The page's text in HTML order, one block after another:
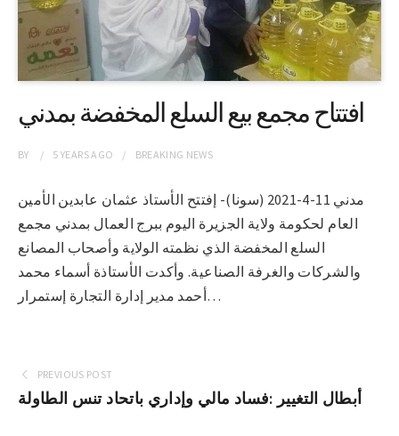
افتتاح مجمع بيع السلع المخفضة بمدني
BY 5 YEARSAGO BREAKING NEWS
مدني 11-4-2021 (سونا)- إفتتح الأستاذ عثمان عابدين الأمين
العام لحكومة ولاية الجزيرة اليوم ببرج العمال بمدني مجمع
السلع المخفضة الذي نظمته الولاية وأصحاب المصانع
والشركات والغرفة الصناعية. وأكدت الأستاذة أسماء محمد
أحمد مدير إدارة التجارة إستمرار…
PREVIOUS POST
أبطال التغيير :فساد مالي وإداري باتحاد تنس الطاولة